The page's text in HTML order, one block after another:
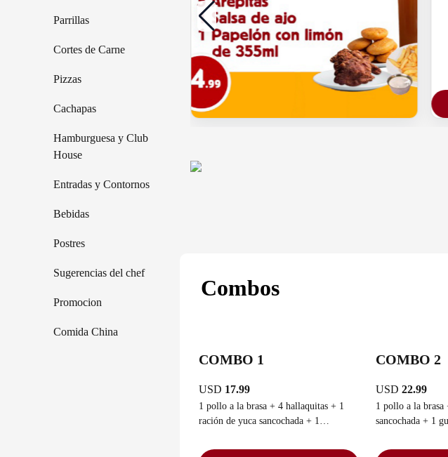
Parrillas
Cortes de Carne
Pizzas
Cachapas
Hamburguesa y Club
House
Entradas y Contornos
Bebidas
Postres
Sugerencias del chef
Promocion
Comida China
Añadir
Combos
COMBO 1
USD 17.99
1 pollo a la brasa + 4 hallaquitas + 1
ración de yuca sancochada + 1
COMBO 2
USD22.99
1 pollo a la brasa + 1 rac. yuca
sancochada + 1 guasacaca + 1 rac.